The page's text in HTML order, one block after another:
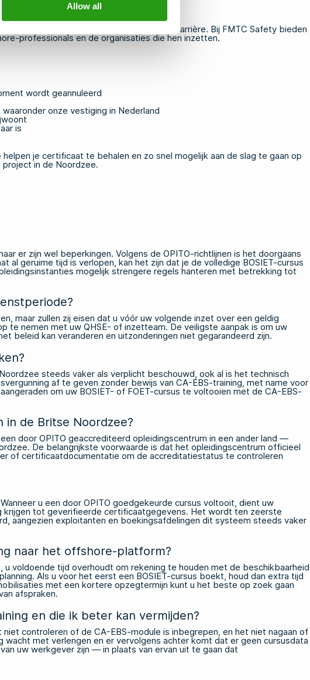
Allow all
gevolgen kan hebben voor uw project of carrière. Bij FMTC Safety bieden
professionals en de organisaties die hen inzetten.
wordt geannuleerd
onze vestiging in Nederland
is
helpen je certificaat te behalen en zo snel mogelijk aan de slag te gaan op
in de Noordzee.
er zijn wel beperkingen. Volgens de OPITO-richtlijnen is het doorgaans
geruime tijd is verlopen, kan het zijn dat je de volledige BOSIET-cursus
mogelijk strengere regels hanteren met betrekking tot
maar zullen zij eisen dat u vóór uw volgende inzet over een geldig
nemen met uw QHSE- of inzetteam. De veiligste aanpak is om uw
beleid kan veranderen en uitzonderingen niet gegarandeerd zijn.
steeds vaker als verplicht beschouwd, ook al is het technisch
af te geven zonder bewijs van CA-EBS-training, met name voor
om uw BOSIET- of FOET-cursus te voltooien met de CA-EBS-
in de Britse Noordzee?
door OPITO geaccrediteerd opleidingscentrum in een ander land —
De belangrijkste voorwaarde is dat het opleidingscentrum officieel
of certificaatdocumentatie om de accreditatiestatus te controleren
u een door OPITO goedgekeurde cursus voltooit, dient uw
tot geverifieerde certificaatgegevens. Het wordt ten zeerste
aangezien exploitanten en boekingsafdelingen dit systeem steeds vaker
naar het offshore-platform?
voldoende tijd overhoudt om rekening te houden met de beschikbaarheid
Als u voor het eerst een BOSIET-cursus boekt, houd dan extra tijd
met een kortere opzegtermijn kunt u het beste op zoek gaan
afspraken.
en die ik beter kan vermijden?
controleren of de CA-EBS-module is inbegrepen, en het niet nagaan of
met verlengen en er vervolgens achter komt dat er geen cursusdata
uw werkgever zijn — in plaats van ervan uit te gaan dat